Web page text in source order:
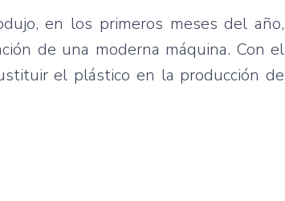
en los primeros meses del año,
de una moderna máquina. Con el
el plástico en la producción de